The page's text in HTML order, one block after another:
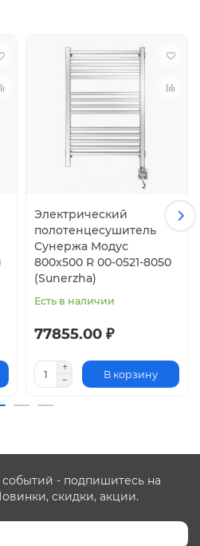
Электрический
полотенцесушитель
Сунержа Модус
800x500 R 00-0521-8050
(Sunerzha)
Есть в наличии
77855.00 ₽
В корзину
событий - подпишитесь на
скидки, акции.